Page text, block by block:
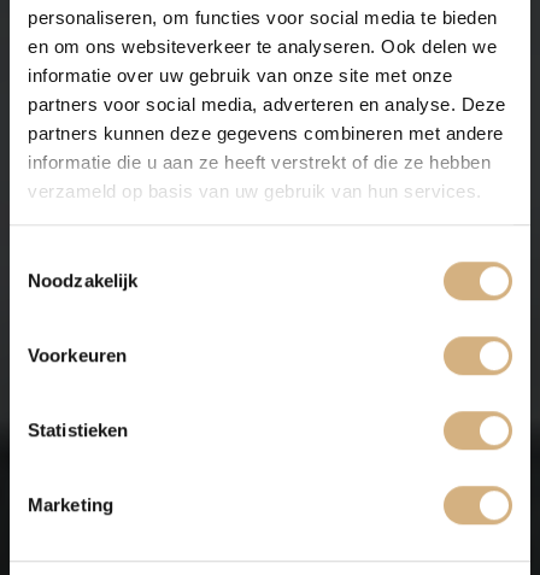
personaliseren, om functies voor social media te bieden
en om ons websiteverkeer te analyseren. Ook delen we
informatie over uw gebruik van onze site met onze
partners voor social media, adverteren en analyse. Deze
partners kunnen deze gegevens combineren met andere
informatie die u aan ze heeft verstrekt of die ze hebben
verzameld op basis van uw gebruik van hun services.
Noodzakelijk
Voorkeuren
Statistieken
Marketing